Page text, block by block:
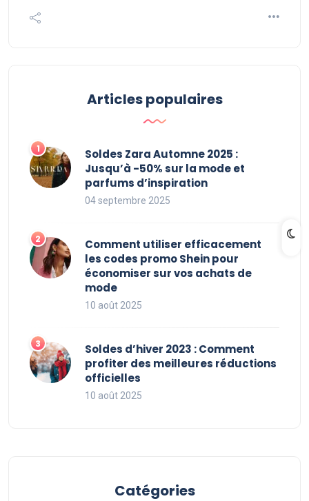
Articles populaires
Soldes Zara Automne 2025 :
Jusqu’à -50% sur la mode et
parfums d’inspiration
04 septembre 2025
Comment utiliser efficacement
les codes promo Shein pour
économiser sur vos achats de
mode
10 août 2025
Soldes d’hiver 2023 : Comment
profiter des meilleures réductions
officielles
10 août 2025
Catégories